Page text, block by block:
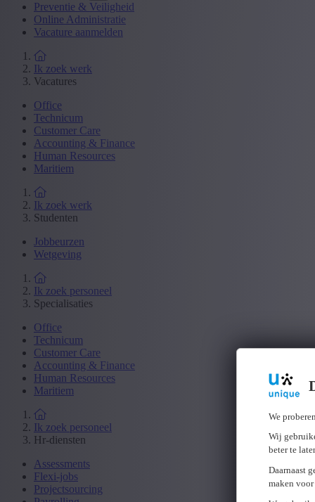
We
Wij
beter te
Daarnaast
maken voor
Preventie & Veiligheid
Online Administratie
Vacature aanmelden
Ik zoek werk
Vacatures
Office
Technicum
Customer Care
Accounting & Finance
Human Resources
Maritiem
Ik zoek werk
Studenten
Jobbeurzen
Wetgeving
Ik zoek personeel
Specialisaties
Office
Technicum
Customer Care
Accounting & Finance
Human Resources
Maritiem
Ik zoek personeel
Hr-diensten
Assessments
Flexi-jobs
Projectsourcing